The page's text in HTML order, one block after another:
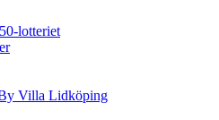
lotteriet
Villa Lidköping